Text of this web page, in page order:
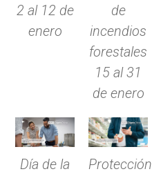
2 al 12 de
enero
de
incendios
forestales
15 al 31
de enero
Día de la
Protección